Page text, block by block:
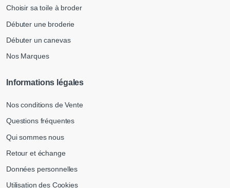
Choisir sa toile à broder
Débuter une broderie
Débuter un canevas
Nos Marques
Informations légales
Nos conditions de Vente
Questions fréquentes
Qui sommes nous
Retour et échange
Données personnelles
Utilisation des Cookies